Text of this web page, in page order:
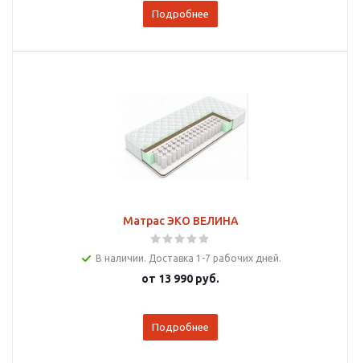
Подробнее
Матрас ЭКО ВЕЛИНА
В наличии. Доставка 1-7 рабочих дней.
от 13 990 руб.
Подробнее